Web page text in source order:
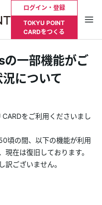
ログイン・登録
TOKYU POINT
CARDをつくる
したい方は
です
の一部機能がご
について
をご利用くださいまし
頃の間、以下の機能が利用
在は復旧しております。
訳ございません。